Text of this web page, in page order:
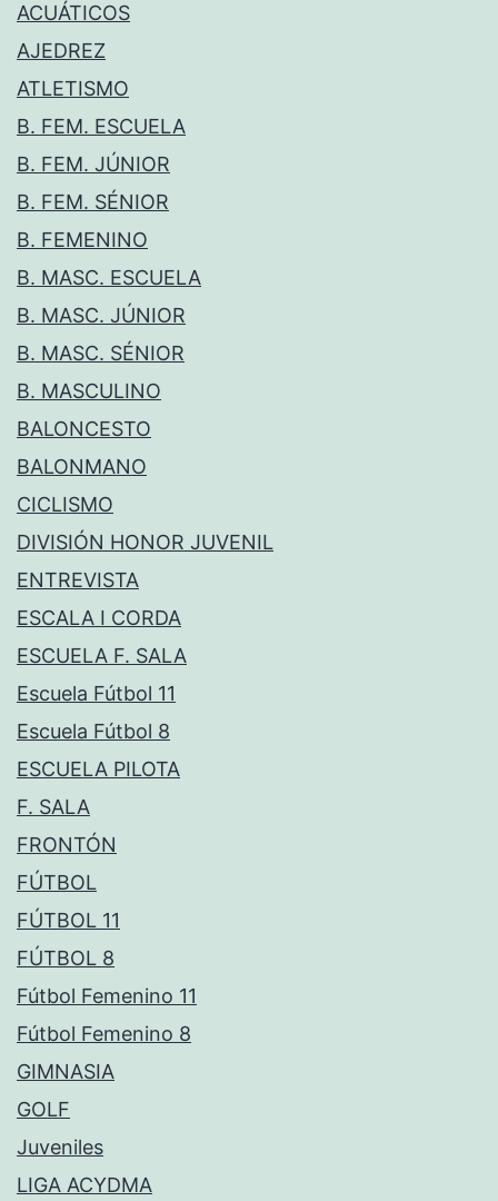
ACUÁTICOS
AJEDREZ
ATLETISMO
B. FEM. ESCUELA
B. FEM. JÚNIOR
B. FEM. SÉNIOR
B. FEMENINO
B. MASC. ESCUELA
B. MASC. JÚNIOR
B. MASC. SÉNIOR
B. MASCULINO
BALONCESTO
BALONMANO
CICLISMO
DIVISIÓN HONOR JUVENIL
ENTREVISTA
ESCALA I CORDA
ESCUELA F. SALA
Escuela Fútbol 11
Escuela Fútbol 8
ESCUELA PILOTA
F. SALA
FRONTÓN
FÚTBOL
FÚTBOL 11
FÚTBOL 8
Fútbol Femenino 11
Fútbol Femenino 8
GIMNASIA
GOLF
Juveniles
LIGA ACYDMA